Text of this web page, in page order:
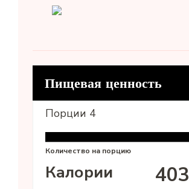
Пищевая ценность
Порции 4
Количество на порцию
Калории 403